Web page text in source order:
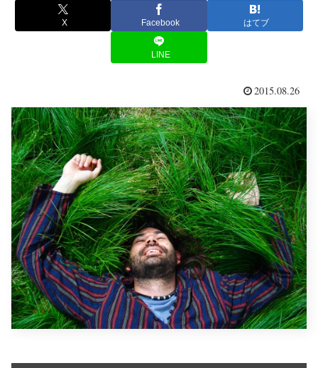
X Facebook はてブ
LINE
2015.08.26